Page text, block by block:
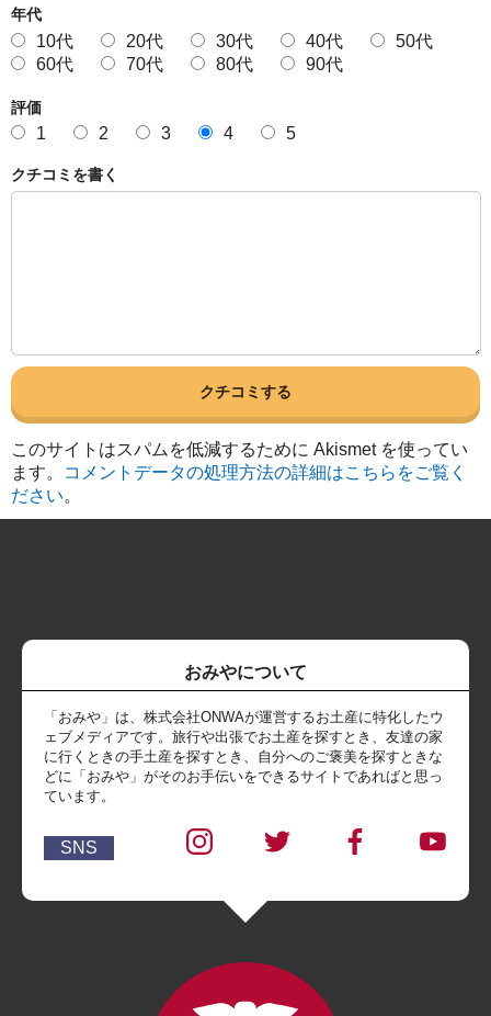
年代
10代 20代 30代 40代
50代
60代
70代 80代 90代
評価
1 2 3 4 5
クチコミを書く
このサイトはスパムを低減するために Akismet を使ってい
ます。
コメントデータの処理方法の詳細はこちらをご覧く
ださい。
おみやについて
「おみや」は、株式会社ONWAが運営するお土産に特化したウ
ェブメディアです。旅行や出張でお土産を探すとき、友達の家
に行くときの手土産を探すとき、自分へのご褒美を探すときな
どに「おみや」がそのお手伝いをできるサイトであればと思っ
ています。
SNS